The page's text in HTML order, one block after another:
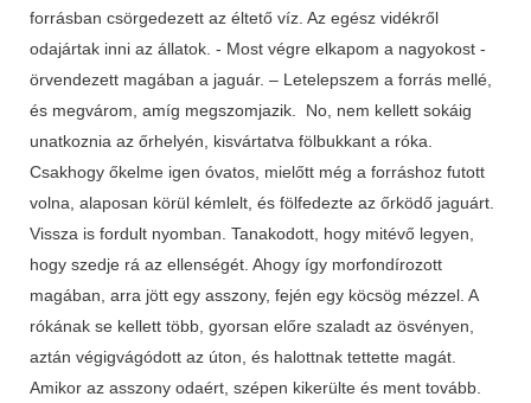
forrásban csörgedezett az éltető víz. Az egész vidékről
odajártak inni az állatok. - Most végre elkapom a nagyokost -
örvendezett magában a jaguár. – Letelepszem a forrás mellé,
és megvárom, amíg megszomjazik. No, nem kellett sokáig
unatkoznia az őrhelyén, kisvártatva fölbukkant a róka.
Csakhogy őkelme igen óvatos, mielőtt még a forráshoz futott
volna, alaposan körül kémlelt, és fölfedezte az őrködő jaguárt.
Vissza is fordult nyomban. Tanakodott, hogy mitévő legyen,
hogy szedje rá az ellenségét. Ahogy így morfondírozott
magában, arra jött egy asszony, fején egy köcsög mézzel. A
rókának se kellett több, gyorsan előre szaladt az ösvényen,
aztán végigvágódott az úton, és halottnak tettette magát.
Amikor az asszony odaért, szépen kikerülte és ment tovább.